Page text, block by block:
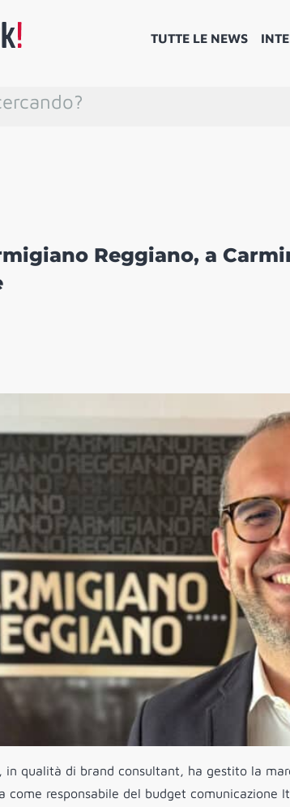
TUTTE LE NEWS
Reggiano, a
in qualità di brand consultant, ha gestito la
come responsabile del budget comunicazione